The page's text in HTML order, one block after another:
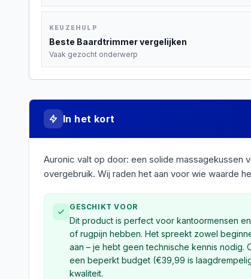
KEUZEHULP
Beste Baardtrimmervergelijken
Vaak gezocht onderwerp
In het kort
Auronic valt op door: een solide
overgebruik. Wij raden het aan voor wie waarde
GESCHIKT VOOR
Dit product is perfect voor kantoormensen
of rugpijn hebben. Het spreekt zowel
aan – je hebt geen technische kennis nodig.
een beperkt budget (€39,99 is
kwaliteit.